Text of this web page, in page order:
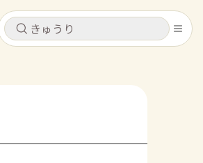
キャンセル
キャンセル